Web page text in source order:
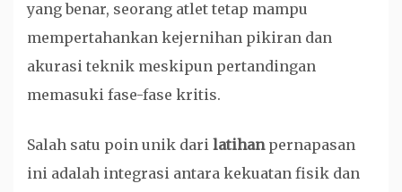
yang benar, seorang atlet tetap mampu
mempertahankan kejernihan pikiran dan
akurasi teknik meskipun pertandingan
memasuki fase-fase kritis.
Salah satu poin unik dari latihanpernapasan
ini adalah integrasi antara kekuatan fisik dan